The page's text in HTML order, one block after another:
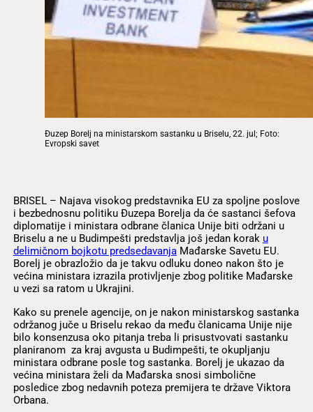
Đuzep Borelj na ministarskom sastanku u Briselu, 22. jul; Foto:
Evropski savet
BRISEL – Najava visokog predstavnika EU za spoljne poslove
i bezbednosnu politiku Đuzepa Borelja da će sastanci šefova
diplomatije i ministara odbrane članica Unije biti održani u
Briselu a ne u Budimpešti predstavlja još jedan korak u
delimičnom bojkotu predsedavanjaMađarske Savetu EU.
Borelj je obrazložio da je takvu odluku doneo nakon što je
većina ministara izrazila protivljenje zbog politike Mađarske
u vezi sa ratom u Ukrajini.
Kako su prenele agencije, on je nakon ministarskog sastanka
održanog juče u Briselu rekao da među članicama Unije nije
bilo konsenzusa oko pitanja treba li prisustvovati sastanku
planiranom za kraj avgusta u Budimpešti, te okupljanju
ministara odbrane posle tog sastanka. Borelj je ukazao da
većina ministara želi da Mađarska snosi simbolične
posledice zbog nedavnih poteza premijera te države Viktora
Orbana.